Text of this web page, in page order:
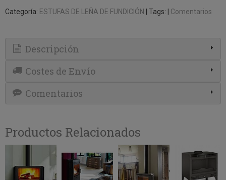
Categoría: ESTUFAS DE LEÑA DE FUNDICIÓN Tags: Comentarios
Descripción
Costes de Envío
Comentarios
Productos Relacionados